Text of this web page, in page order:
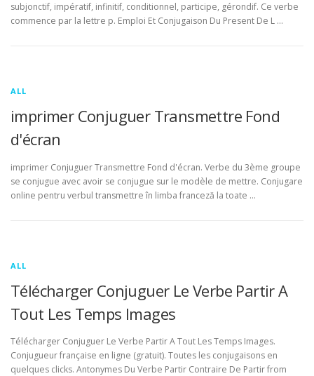
subjonctif, impératif, infinitif, conditionnel, participe, gérondif. Ce verbe
commence par la lettre p. Emploi Et Conjugaison Du Present De L …
ALL
imprimer Conjuguer Transmettre Fond
d'écran
imprimer Conjuguer Transmettre Fond d'écran. Verbe du 3ème groupe
se conjugue avec avoir se conjugue sur le modèle de mettre. Conjugare
online pentru verbul transmettre în limba franceză la toate …
ALL
Télécharger Conjuguer Le Verbe Partir A
Tout Les Temps Images
Télécharger Conjuguer Le Verbe Partir A Tout Les Temps Images.
Conjugueur française en ligne (gratuit). Toutes les conjugaisons en
quelques clicks. Antonymes Du Verbe Partir Contraire De Partir from